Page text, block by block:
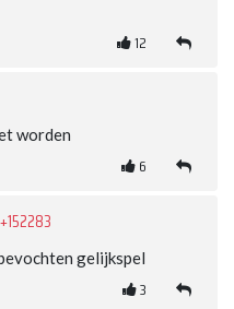
12
worden
6
+152283
gelijkspel
3